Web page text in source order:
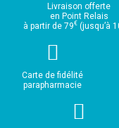
Livraison offerte
en Point Relais
à partir de 79€ (jusqu’à
Carte de fidélité
parapharmacie